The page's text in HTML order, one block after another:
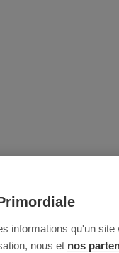
informations qu'un
nous et nos